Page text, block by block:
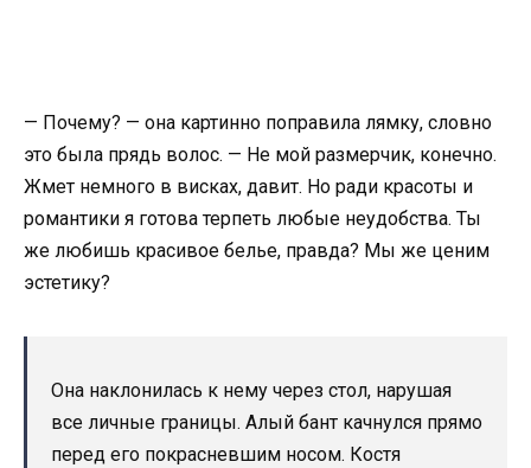
— Почему? — она картинно поправила лямку, словно
это была прядь волос. — Не мой размерчик, конечно.
Жмет немного в висках, давит. Но ради красоты и
романтики я готова терпеть любые неудобства. Ты
же любишь красивое белье, правда? Мы же ценим
эстетику?
Она наклонилась к нему через стол, нарушая
все личные границы. Алый бант качнулся прямо
перед его покрасневшим носом. Костя